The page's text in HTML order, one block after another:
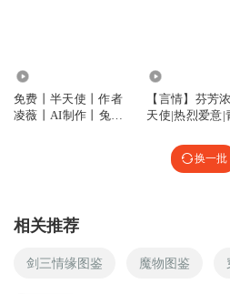
免费丨半天使丨作者
凌薇丨AI制作丨兔撒
【言情】芬芳
天使|热烈爱意|
换一批
相关推荐
剑三情缘图鉴 魔物图鉴